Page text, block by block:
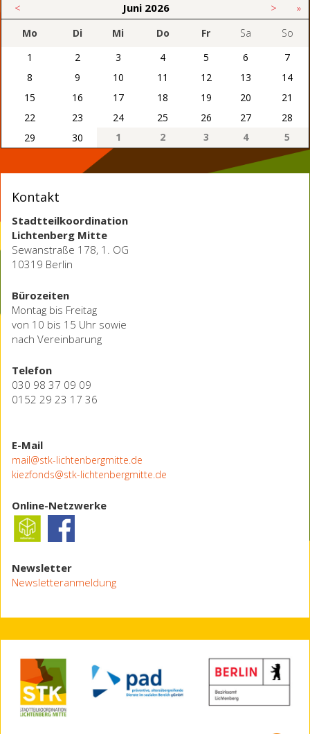
< Juni 2026 > »
Mo Di Mi Do Fr Sa
So
1
2 3 4 5 6
7
8
9 10 11 12 13
14
15
16 17 18 19 20
21
22
23 24 25 26 27
28
29
30 1 2 3 4 5
Kontakt
Stadtteilkoordination
Lichtenberg Mitte
Sewanstraße 178, 1. OG
10319 Berlin
Bürozeiten
Montag bis Freitag
von 10 bis 15 Uhr sowie
nach Vereinbarung
Telefon
030 98 37 09 09
0152 29 23 17 36
E-Mail
mail@stk-lichtenbergmitte.de
kiezfonds@stk-lichtenbergmitte.de
Online-Netzwerke
Newsletter
Newsletteranmeldung